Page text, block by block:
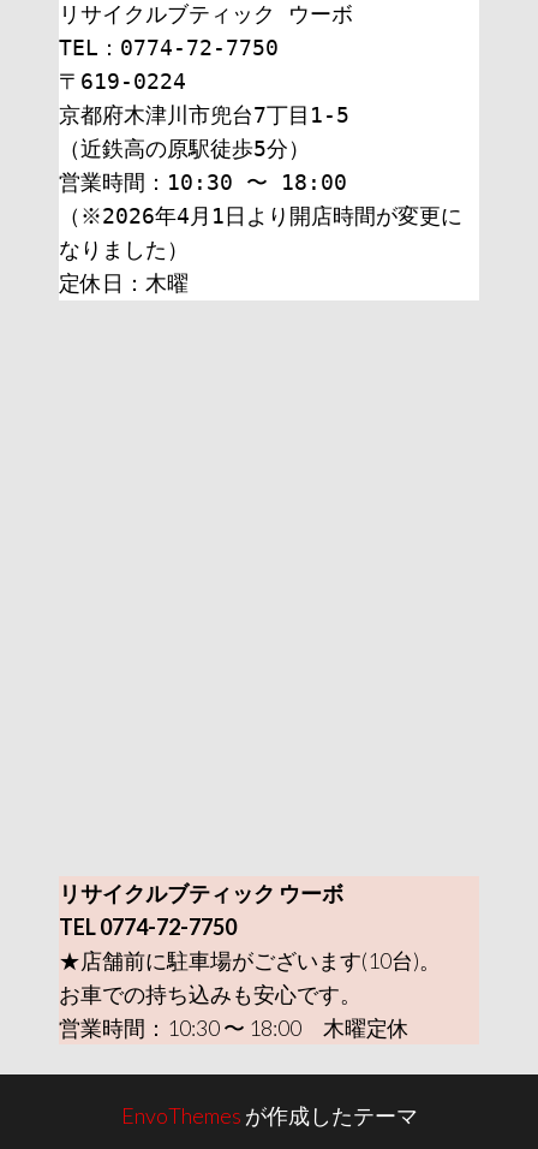
リサイクルブティック ウーボ
TEL：0774-72-7750
〒619-0224
京都府木津川市兜台7丁目1-5
（近鉄高の原駅徒歩5分）
営業時間：10:30 〜 18:00
（※2026年4月1日より開店時間が変更に
なりました）
定休日：木曜
リサイクルブティック ウーボ
TEL 0774-72-7750
★店舗前に駐車場がございます(10台)。
お車での持ち込みも安心です。
営業時間：10:30 〜 18:00 木曜定休
EnvoThemes が作成したテーマ